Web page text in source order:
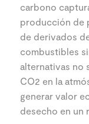
carbono
producción de
de derivados
combustibles
alternativas no
CO2 en la
generar valor
desecho en un